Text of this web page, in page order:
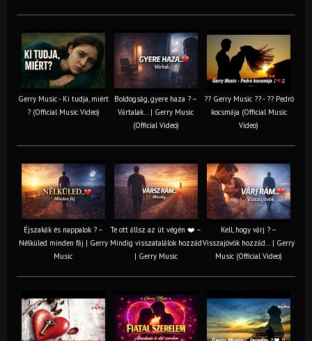
Gerry Music - Ki tudja, miért
? (Official Music Video)
Boldogság, gyere haza ? –
Vártalak… | Gerry Music
(Official Video)
?? Gerry Music ?? - ?? Pedró
kocsmája (Official Music
Video)
Éjszakák és nappalok ? –
Nélküled minden fáj | Gerry
Music
Te ott állsz az út végén ❤️ –
Mindig visszatalálok hozzád
| Gerry Music
Kell, hogy várj ? –
Visszajövök hozzád… | Gerry
Music (Official Video)